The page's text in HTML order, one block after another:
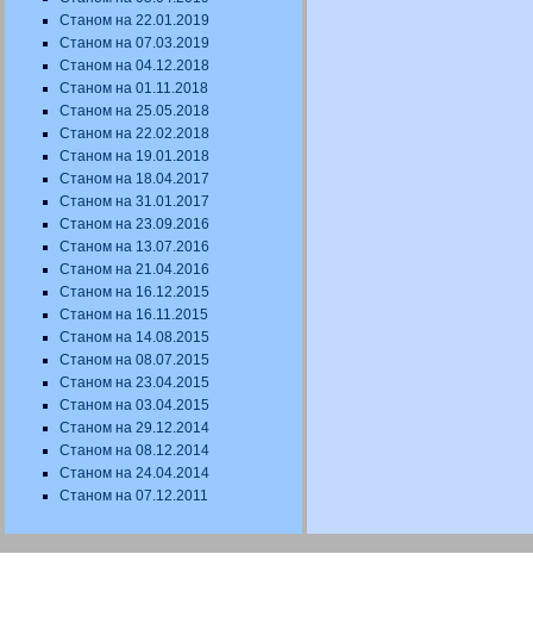
Станом на 22.01.2019
Станом на 07.03.2019
Станом на 04.12.2018
Станом на 01.11.2018
Станом на 25.05.2018
Станом на 22.02.2018
Станом на 19.01.2018
Станом на 18.04.2017
Станом на 31.01.2017
Станом на 23.09.2016
Станом на 13.07.2016
Станом на 21.04.2016
Станом на 16.12.2015
Станом на 16.11.2015
Станом на 14.08.2015
Станом на 08.07.2015
Станом на 23.04.2015
Станом на 03.04.2015
Станом на 29.12.2014
Станом на 08.12.2014
Станом на 24.04.2014
Станом на 07.12.2011